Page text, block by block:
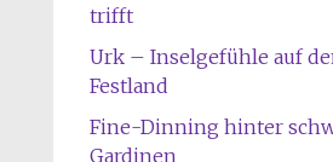
trifft
Urk – Inselgefühle auf
Festland
Fine-Dinning hinter
Gardinen